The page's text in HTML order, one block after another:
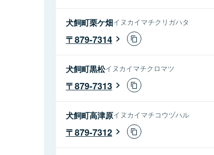
犬飼町栗ケ畑イヌカイマチクリガハタ
879-7314
犬飼町黒松イヌカイマチクロマツ
879-7313
犬飼町高津原イヌカイマチコウヅハル
879-7312